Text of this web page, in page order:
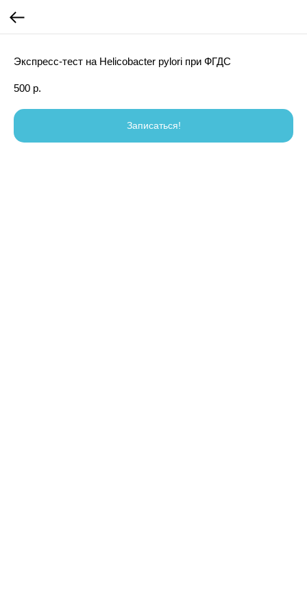
Экспресс-тест на Helicobacter pylori при ФГДС
500 р.
Записаться!